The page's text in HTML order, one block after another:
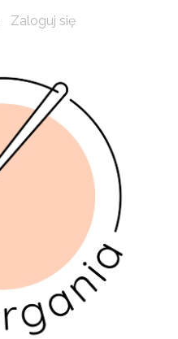
Zaloguj się